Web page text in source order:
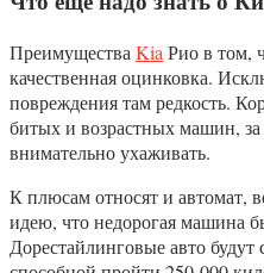
Преимущества Kia Рио в том,
качественная оцинковка.
повреждения там редкость.
битых и возрастных машин,
внимательно ухаживать.
К плюсам относят и автомат,
идею, что недорогая машина
Дорестайлинговые авто будут